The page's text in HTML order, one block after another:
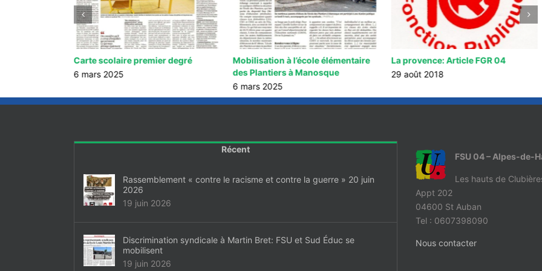
Carte scolaire premier degré
6 mars 2025
Mobilisation à l’école élémentaire
des Plantiers à Manosque
6 mars 2025
La provence: Article FGR 04
29 août 2018
Récent
Rassemblement « contre le racisme et contre la guerre » 20 juin
2026
19 juin 2026
Discrimination syndicale à Martin Bret: FSU et Sud Éduc se
mobilisent
19 juin 2026
FSU 04 – Alpes-de-
Les hauts de
Appt 202
04600 St Auban
Tel : 0607398090
Nous contacter